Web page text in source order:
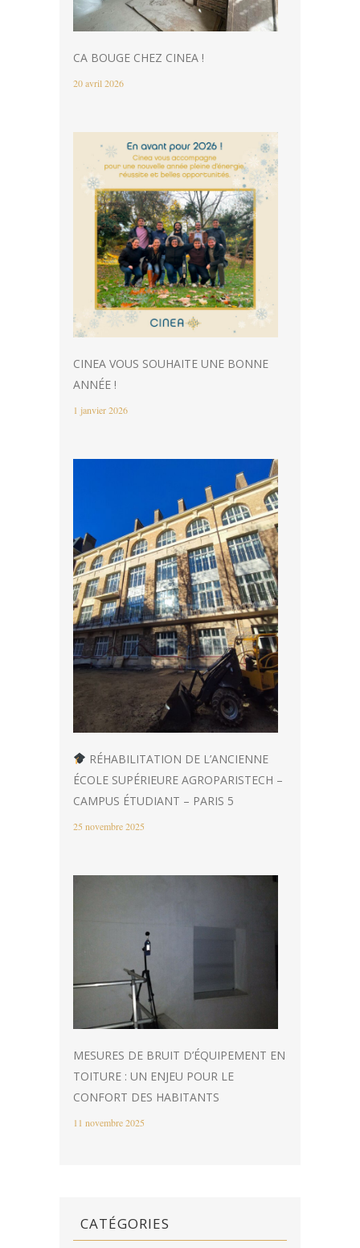
CA BOUGE CHEZ CINEA !
20 avril 2026
CINEA VOUS SOUHAITE UNE BONNE
ANNÉE !
1 janvier 2026
RÉHABILITATION DE L’ANCIENNE
ÉCOLE SUPÉRIEURE AGROPARISTECH –
CAMPUS ÉTUDIANT – PARIS 5
25 novembre 2025
MESURES DE BRUIT D’ÉQUIPEMENT EN
TOITURE : UN ENJEU POUR LE
CONFORT DES HABITANTS
11 novembre 2025
CATÉGORIES